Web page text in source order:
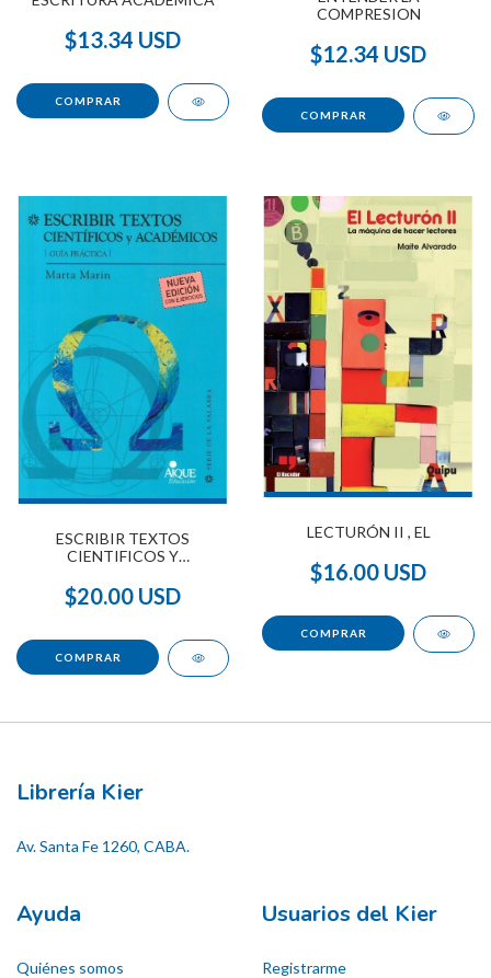
$13.34 USD
COMPRESION
$12.34 USD
ESCRIBIR TEXTOS
CIENTIFICOS Y
$20.00 USD
LECTURÓN II , EL
$16.00 USD
Librería Kier
Av. Santa Fe 1260, CABA.
Ayuda
Quiénes somos
Usuarios del Kier
Registrarme